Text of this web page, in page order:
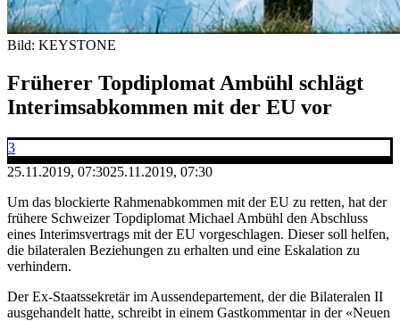
Bild: KEYSTONE
Früherer Topdiplomat Ambühl schlägt
Interimsabkommen mit der EU vor
3
25.11.2019, 07:3025.11.2019, 07:30
Um das blockierte Rahmenabkommen mit der EU zu retten, hat der
frühere Schweizer Topdiplomat Michael Ambühl den Abschluss
eines Interimsvertrags mit der EU vorgeschlagen. Dieser soll helfen,
die bilateralen Beziehungen zu erhalten und eine Eskalation zu
verhindern.
Der Ex-Staatssekretär im Aussendepartement, der die Bilateralen II
ausgehandelt hatte, schreibt in einem Gastkommentar in der «Neuen